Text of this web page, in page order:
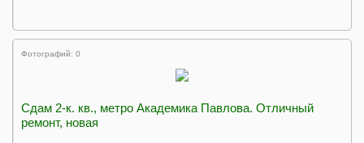
Фотографий: 0
Сдам 2-к. кв., метро Академика Павлова. Отличный
ремонт, новая